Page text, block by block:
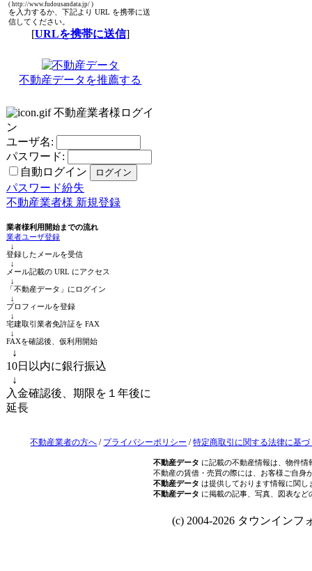
( http://www.fudousandata.jp/ )
を入力するか、下記より URL を携帯に送
信してください。
[URLを携帯に送信]
不動産データを推薦する
不動産業者様ログイ
ン
ユーザ名:
パスワード:
自動ログイン
パスワード紛失
不動産業者様 新規登録
業者様利用開始までの流れ
業者ユーザ登録
↓
登録したメールを受信
↓
メール記載の URL にアクセス
↓
「不動産データ」にログイン
↓
プロフィールを登録
↓
宅建取引業者免許証を FAX
↓
FAXを確認後、仮利用開始
↓
10日以内に銀行振込
↓
入金確認後、期限を１年後に
延長
不動産業者の方へ / プライバシーポリシー /特定商取引に関する法律に基
不動産データ に記載の不動産情報は、物件
不動産の賃借・売買の際には、お客様ご自身
不動産データ は提供しております情報に関し
不動産データ に掲載の記事、写真、図表な
(c) 2004-2026 タウンインフ